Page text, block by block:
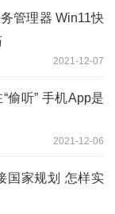
管理器 Win11快
2021-12-07
偷听” 手机App是
2021-12-06
国家规划 怎样实